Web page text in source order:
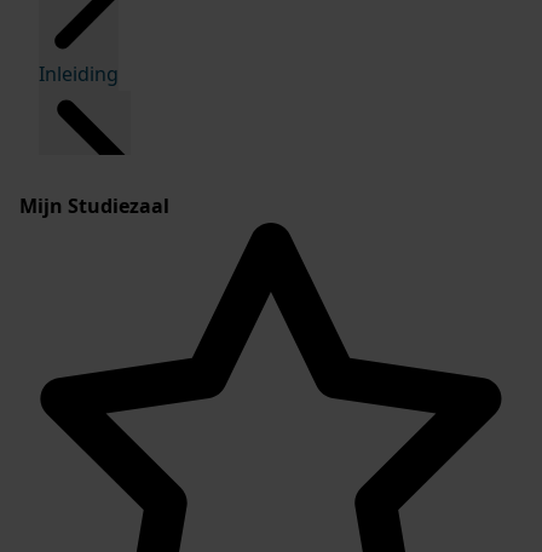
Inleiding
Mijn Studiezaal